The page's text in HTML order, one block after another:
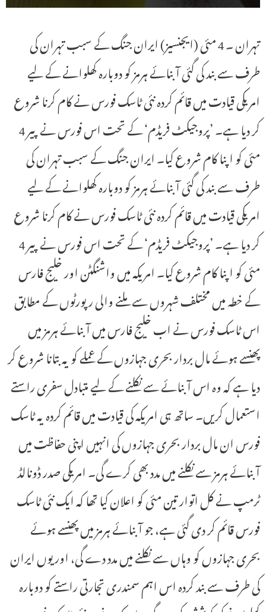
تہران ۔ 4 مئی (ایجنسیز) ایران جنگ کے سبب تہران کی
طرف سے بند کی گئی آبنائے ہرمز کو دوبارہ کھلوانے کے لیے
امریکی قیادت میں قائم کردہ نئی ٹاسک فورس نے کام کرنا شروع
کر دیا ہے۔ ’پروجیکٹ فریڈم‘ کے تحت اس فورس نے پیر 4
مئی کو اپنا کام شروع کیا۔ ایران جنگ کے سبب تہران کی
طرف سے بند کی گئی آبنائے ہرمز کو دوبارہ کھلوانے کے لیے
امریکی قیادت میں قائم کردہ نئی ٹاسک فورس نے کام کرنا شروع
کر دیا ہے۔ ’پروجیکٹ فریڈم‘ کے تحت اس فورس نے پیر 4
مئی کو اپنا کام شروع کیا۔ امریکہ میں واشنگٹن اور خلیج فارس
کے خطہ میں مختلف شہروں سے ملنے والی رپورٹوں کے مطابق
اس ٹاسک فورس نے اب خلیج فارس میں آبنائے ہرمز میں
پھنسے ہوئے مال بردار بحری جہازوں کے عملے کو یہ بتانا شروع کر
دیا ہے کہ وہ اس آبنائے سے نکلنے کے لیے متبادل سفری راستے
استعمال کریں۔ ساتھ ہی امریکہ کی قیادت میں قائم کردہ یہ ٹاسک
فورس ان مال بردار بحری جہازوں کی انہیں اپنی حفاظت میں
آبنائے ہرمز سے نکلنے میں مدد بھی کرے گی۔ امریکی صدر ڈونالڈ
ٹرمپ نے کل اتوار تین مئی کو اعلان کیا تھا کہ ایک نئی ٹاسک
فورس قائم کر دی گئی ہے، جو آبنائے ہرمز میں پھنسے ہوئے
بحری جہازوں کو وہاں سے نکلنے میں مدد دے گی، اور یوں ایران
کی طرف سے بند کردہ اس اہم سمندری تجارتی راستے کو دوبارہ